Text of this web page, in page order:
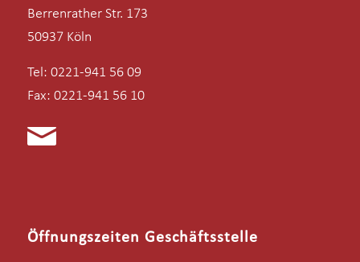
Berrenrather Str. 173
50937 Köln
Tel: 0221-941 56 09
Fax: 0221-941 56 10
Öffnungszeiten Geschäftsstelle